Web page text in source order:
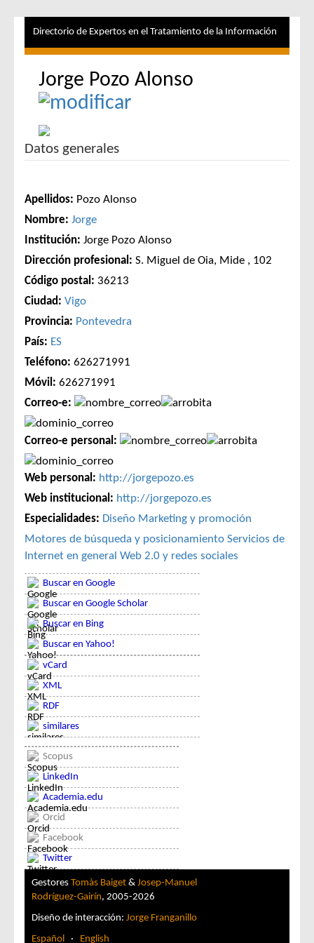
Directorio de Expertos en el Tratamiento de la Información
Jorge Pozo Alonso
Datos generales
Apellidos: Pozo Alonso
Nombre: Jorge
Institución: Jorge Pozo Alonso
Dirección profesional: S. Miguel de Oia, Mide , 102
Código postal: 36213
Ciudad: Vigo
Provincia: Pontevedra
País: ES
Teléfono: 626271991
Móvil: 626271991
Correo-e:
Correo-e personal:
Web personal: http://jorgepozo.es
Web institucional: http://jorgepozo.es
Especialidades: Diseño Marketing y promoción
Motores de búsqueda y posicionamiento Servicios de
Internet en general Web 2.0 y redes sociales
Buscar en Google
Buscar en Google Scholar
Buscar en Bing
Buscar en Yahoo!
vCard
XML
RDF
similares
Scopus
LinkedIn
Academia.edu
Orcid
Facebook
Twitter
Gestores Tomàs Baiget & Josep-Manuel
Rodríguez-Gairín, 2005-2026
Diseño de interacción: Jorge Franganillo
Español
· English